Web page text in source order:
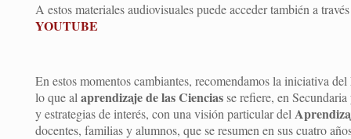
A estos materiales audiovisuales puede acceder también a
YOUTUBE
En estos momentos cambiantes, recomendamos la iniciativa del
lo que al aprendizaje de las Cienciasse refiere, en
y estrategias de interés, con una visión particular del
docentes, familias y alumnos, que se resumen en sus cuatro